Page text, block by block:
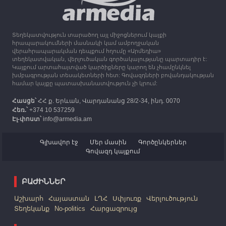
Միացյալ Թագավորությունը 1 միլիոն ֆունտ
ստեռլինգ կհատկացնի՝ աջակցելու Լեռնային
Ղարաբաղից բռնի տեղահանվածներին
12:25 30.09.2023
Հայաստան է ժամանել բռնի տեղահանված 100
հազար 417 արցախցի
Տեղեկատվություն տարածող այլ միջոցներում կայքի
հրապարակումների մասնակի կամ ամբողջական
վերահրապարակման դեպքում հղումը «Արմեդիա»
տեղեկատվական, վերլուծական գործակալությանը պարտադիր է:
Կայքում արտահայտված կարծիքները կարող են չհամընկնել
խմբագրության տեսակետների հետ: Գովազդների բովանդակության
համար կայքը պատասխանատվություն չի կրում:
Հասցե՝ՀՀ ք. Երևան, Վարդանանց 28/2-34, ինդ. 0070
Հեռ.՝+374 10 537259
Էլ-փոստ՝info@armedia.am
Գլխավոր էջ Մեր մասին
Գործընկերներ
Գովազդ կայքում
ԲԱԺԻՆՆԵՐ
Աշխարհ Հայաստան ԼՂՀ Սփյուռք
Վերլուծություն
Տեղեկանք
No-politics Հարցազրույց